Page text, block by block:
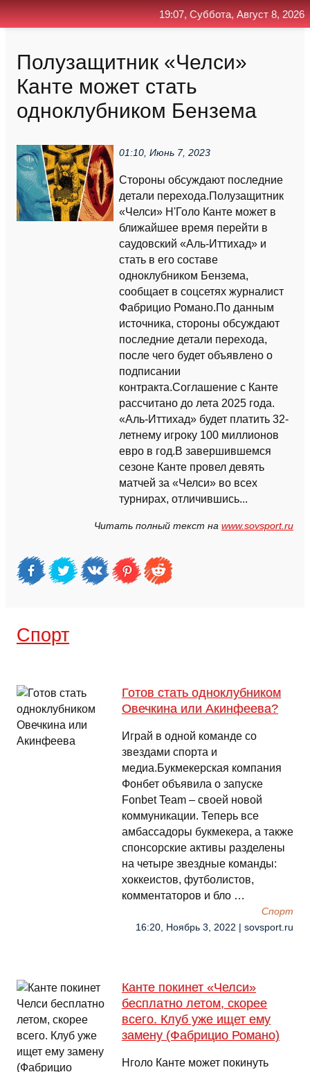
Полузащитник «Челси»
Канте может стать
одноклубником Бензема
01:10, Июнь 7, 2023
Стороны обсуждают последние
детали перехода.Полузащитник
«Челси» Н'Голо Канте может в
ближайшее время перейти в
саудовский «Аль-Иттихад» и
стать в его составе
одноклубником Бензема,
сообщает в соцсетях журналист
Фабрицио Романо.По данным
источника, стороны обсуждают
последние детали перехода,
после чего будет объявлено о
подписании
контракта.Соглашение с Канте
рассчитано до лета 2025 года.
«Аль-Иттихад» будет платить 32-
летнему игроку 100 миллионов
евро в год.В завершившемся
сезоне Канте провел девять
матчей за «Челси» во всех
турнирах, отличившись...
Читать полный текст на www.sovsport.ru
Спорт
Готов стать одноклубником
Овечкина или Акинфеева?
Играй в одной команде со
звездами спорта и
медиа.Букмекерская компания
Фонбет объявила о запуске
Fonbet Team – своей новой
коммуникации. Теперь все
амбассадоры букмекера, а также
спонсорские активы разделены
на четыре звездные команды:
хоккеистов, футболистов,
комментаторов и бло …
Спорт
16:20, Ноябрь 3, 2022 | sovsport.ru
Канте покинет «Челси»
бесплатно летом, скорее
всего. Клуб уже ищет ему
замену (Фабрицио Романо)
Нголо Канте может покинуть
19:07, Суббота, Август 8, 2026